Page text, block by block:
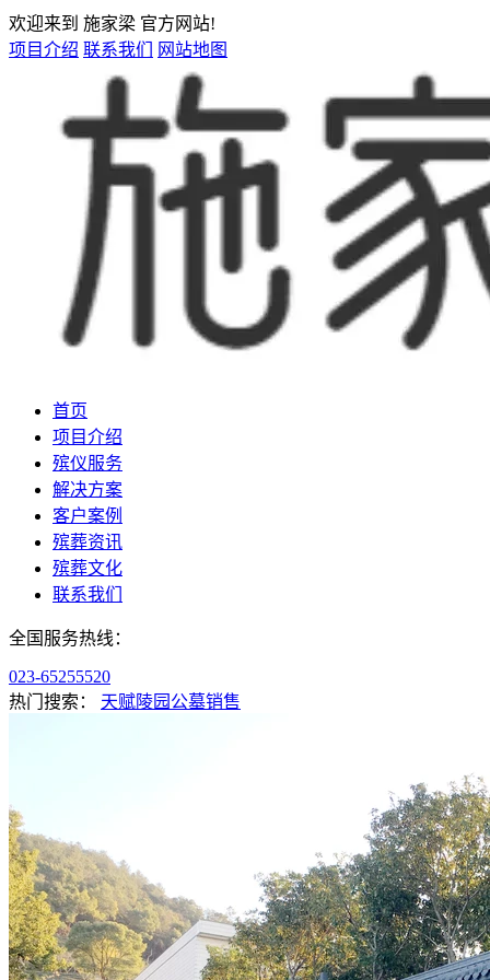
欢迎来到 施家梁 官方网站!
项目介绍 联系我们 网站地图
首页
项目介绍
殡仪服务
解决方案
客户案例
殡葬资讯
殡葬文化
联系我们
全国服务热线：
023-65255520
热门搜索：
天赋陵园公墓销售